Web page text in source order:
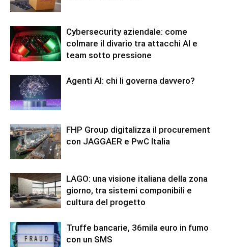
Cybersecurity aziendale: come
colmare il divario tra attacchi AI e
team sotto pressione
Agenti AI: chi li governa davvero?
FHP Group digitalizza il procurement
con JAGGAER e PwC Italia
LAGO: una visione italiana della zona
giorno, tra sistemi componibili e
cultura del progetto
Truffe bancarie, 36mila euro in fumo
con un SMS